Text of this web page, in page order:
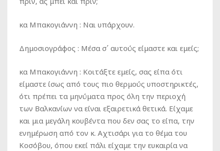
κα Μπακογιάννη : Ναι υπάρχουν.
Δημοσιογράφος : Μέσα σ΄ αυτούς είμαστε και εμείς;
κα Μπακογιάννη : Κοιτάξτε εμείς, σας είπα ότι
είμαστε ίσως από τους πιο θερμούς υποστηρικτές,
ότι πρέπει τα μηνύματα προς όλη την περιοχή
των Βαλκανίων να είναι εξαιρετικά θετικά. Είχαμε
και μια μεγάλη κουβέντα που δεν σας το είπα, την
ενημέρωση από τον κ. Αχτισάρι για το θέμα του
Κοσόβου, όπου εκεί πάλι είχαμε την ευκαιρία να